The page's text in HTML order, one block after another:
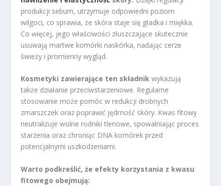
produkcji sebum, utrzymuje odpowiedni poziom
wilgoci, co sprawia, że skóra staje się gładka i miękka.
Co więcej, jego właściwości złuszczające skutecznie
usuwają martwe komórki naskórka, nadając cerze
świeży i promienny wygląd.
Kosmetyki zawierające ten składnik wykazują
także działanie przeciwstarzeniowe. Regularne
stosowanie może pomóc w redukcji drobnych
zmarszczek oraz poprawić jędrność skóry. Kwas fitowy
neutralizuje wolne rodniki tlenowe, spowalniając proces
starzenia oraz chroniąc DNA komórek przed
potencjalnymi uszkodzeniami.
Warto podkreślić, że efekty korzystania z kwasu
fitowego obejmują: